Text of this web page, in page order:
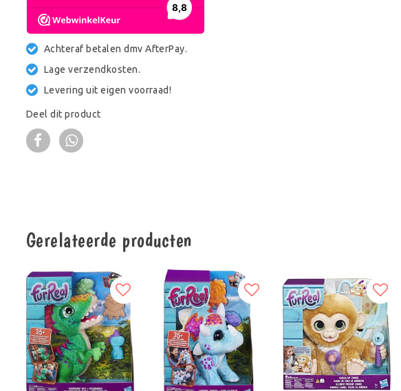
Achteraf betalen dmv AfterPay.
Lage verzendkosten.
Levering uit eigen voorraad!
Deel dit product
Gerelateerde producten